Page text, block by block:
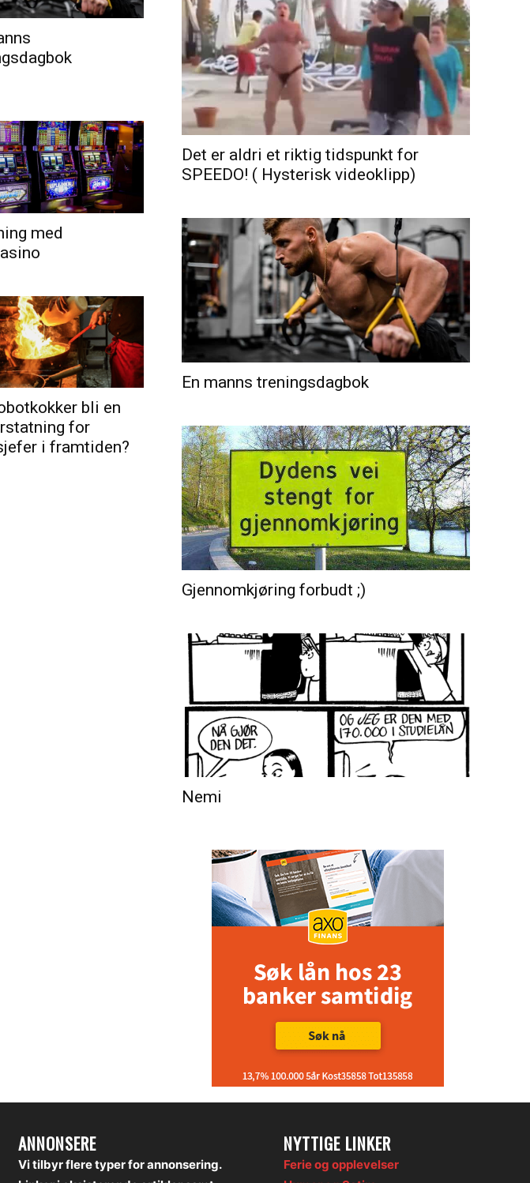
med
bli en
for
i framtiden?
Det er aldri et riktig tidspunkt for
SPEEDO! ( Hysterisk videoklipp)
En manns treningsdagbok
Gjennomkjøring forbudt ;)
Nemi
ANNONSERE
Vi tilbyr flere typer for annonsering.
NYTTIGE LINKER
Ferie og opplevelser